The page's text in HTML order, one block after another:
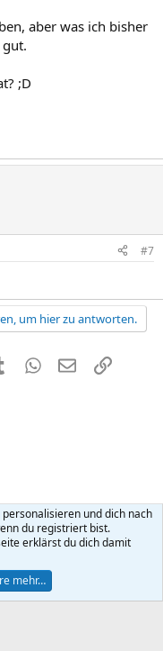
aber was ich bisher
;D
#7
um hier zu antworten.
Tumblr WhatsApp
E-MailLink
Hilfe
R
Ltd.
und dich nach
du registriert bist.
erklärst du dich damit
mehr…